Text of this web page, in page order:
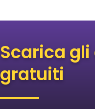
Scarica
gratuiti